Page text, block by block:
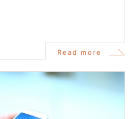
Read more